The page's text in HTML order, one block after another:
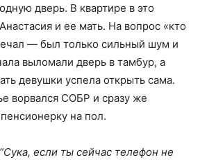
дверь. В квартире в это
и ее мать. На вопрос «кто
— был только сильный шум и
выломали дверь в тамбур, а
девушки успела открыть сама.
ворвался СОБР и сразу же
на пол.
если ты сейчас телефон не